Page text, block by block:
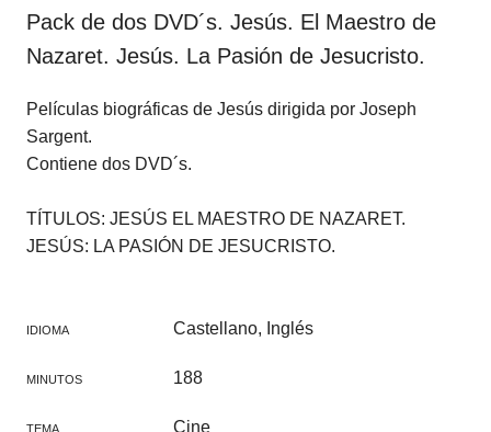
Pack de dos DVD´s. Jesús. El Maestro de
Nazaret. Jesús. La Pasión de Jesucristo.
Películas biográficas de Jesús dirigida por Joseph
Sargent.
Contiene dos DVD´s.
TÍTULOS: JESÚS EL MAESTRO DE NAZARET.
JESÚS: LA PASIÓN DE JESUCRISTO.
IDIOMA Castellano, Inglés
MINUTOS 188
TEMA Cine